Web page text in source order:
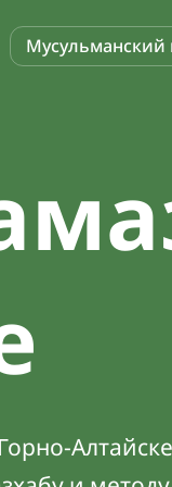
Мусульманский